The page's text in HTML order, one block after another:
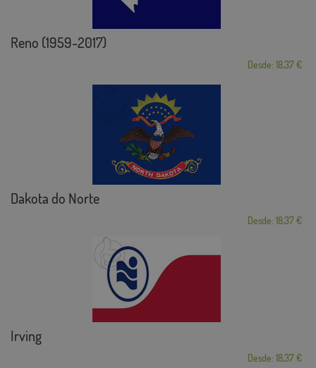
Reno (1959-2017)
Desde: 18,37 €
Dakota do Norte
Desde: 18,37 €
Irving
Desde: 18,37 €